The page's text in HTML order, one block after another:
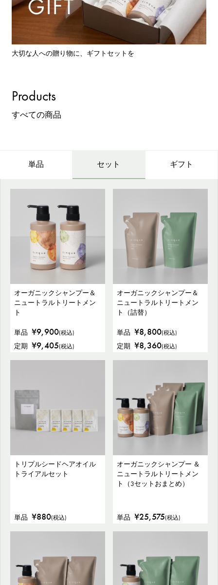
大切な人への贈り物に、ギフトセットを
Products
すべての商品
単品 セット ギフト
オーガニックシャンプー＆
ニュートラルトリートメン
ト
単品 ¥9,900(税込)
定期 ¥9,405(税込)
オーガニックシャンプー＆
ニュートラルトリートメン
ト（詰替）
単品 ¥8,800(税込)
定期 ¥8,360(税込)
トリプルシードヘアオイル
トライアルセット
単品 ¥880(税込)
オーガニックシャンプー ＆
ニュートラルトリートメン
ト（3セットおまとめ）
単品 ¥25,575(税込)